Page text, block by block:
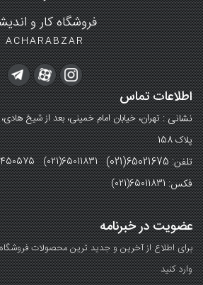
فروشگاه کار و
ACHARABZAR
اطلاعات تماس
نشانی :تهران، خیابان امام خمینی، بعد از شیخ
پلاک 158
تلفن: 65021675(021) (021)65011831
فکس:(021)65011831
عضویت در خبرنامه
برای اطلاع از آخرین و جدید ترین محصولات
وارد کنید